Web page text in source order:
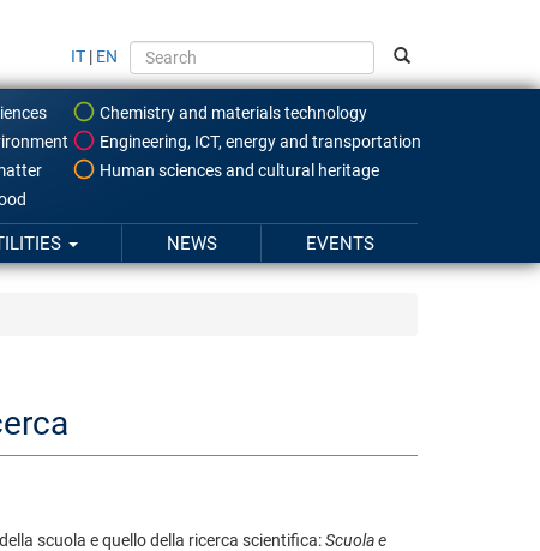
IT | EN
Chemistry and materials technology
Engineering, ICT, energy and transportation
Human sciences and cultural heritage
NEWS EVENTS
scuola e quello della ricerca scientifica:Scuola e